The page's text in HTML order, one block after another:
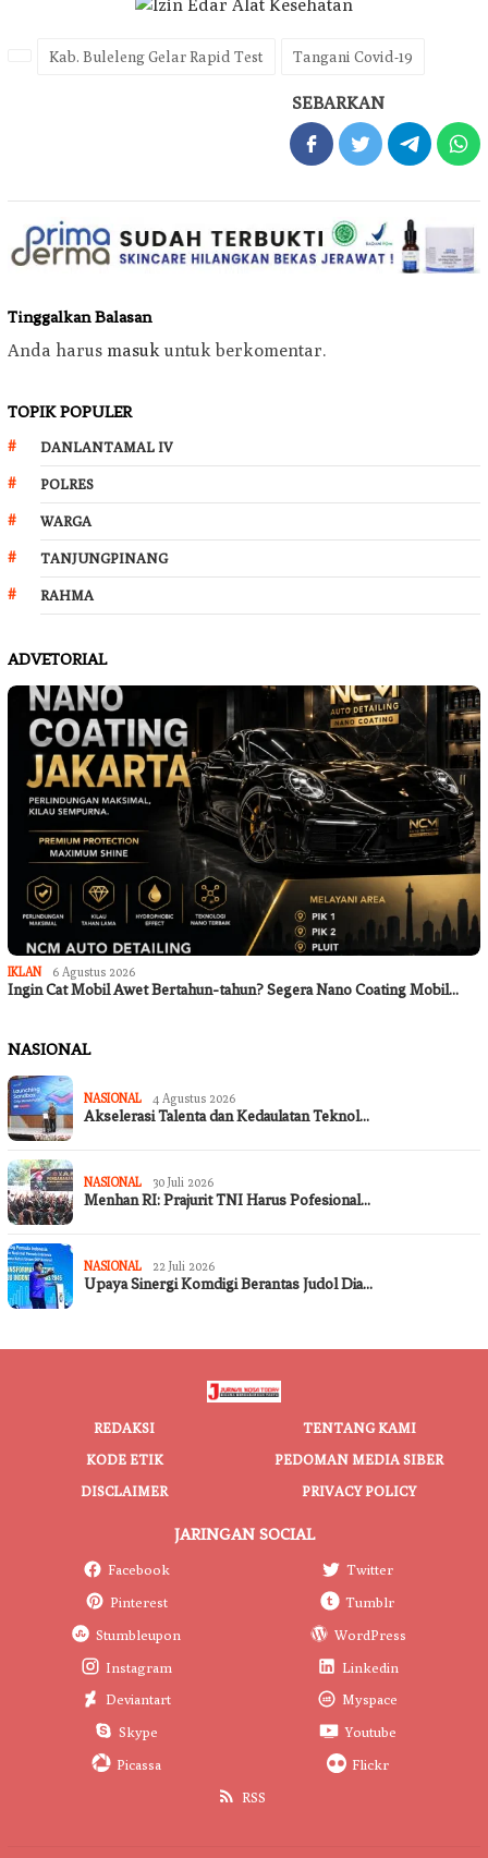
Kab. Buleleng Gelar Rapid Test Tangani Covid-19
SEBARKAN
Tinggalkan Balasan
Anda harus masuk untuk berkomentar.
TOPIK POPULER
DANLANTAMAL IV
POLRES
WARGA
TANJUNGPINANG
RAHMA
ADVETORIAL
IKLAN 6 Agustus 2026
Ingin Cat Mobil Awet Bertahun-tahun? Segera Nano Coating Mobil…
NASIONAL
NASIONAL 4 Agustus 2026
Akselerasi Talenta dan Kedaulatan Teknol…
NASIONAL 30 Juli 2026
Menhan RI: Prajurit TNI Harus Pofesional…
NASIONAL 22 Juli 2026
Upaya Sinergi Komdigi Berantas Judol Dia…
REDAKSI
TENTANG KAMI
KODE ETIK
PEDOMAN MEDIA SIBER
DISCLAIMER
PRIVACY POLICY
JARINGAN SOCIAL
Facebook
Twitter
Pinterest
Tumblr
Stumbleupon
WordPress
Instagram
Linkedin
Deviantart
Myspace
Skype
Youtube
Picassa
Flickr
RSS